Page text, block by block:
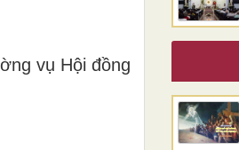
vụ Hội đồng